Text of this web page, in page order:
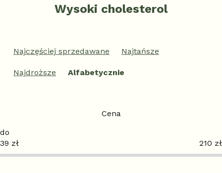
Wysoki cholesterol
e
p
r
Najczęściej sprzedawane Najtańsze
Najdroższe Alfabetycznie
Cena
39 zł 210 zł